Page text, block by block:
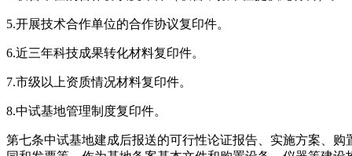
5.开展技术合作单位的合作协议复印件。
6.近三年科技成果转化材料复印件。
7.市级以上资质情况材料复印件。
8.中试基地管理制度复印件。
第七条中试基地建成后报送的可行性论证报告、实施方案、购